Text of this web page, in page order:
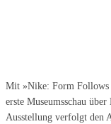
Mit »Nike: Form Follows
erste Museumsschau
Ausstellung verfolgt den